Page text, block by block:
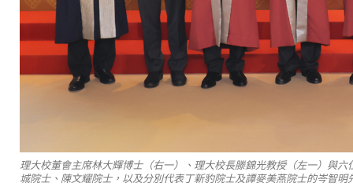
理大校董會主席林大輝博士（右一）、理大校長滕錦光教授（左一）與
城院士、陳文耀院士，以及分別代表丁新豹院士及譚麥美燕院士的岑智